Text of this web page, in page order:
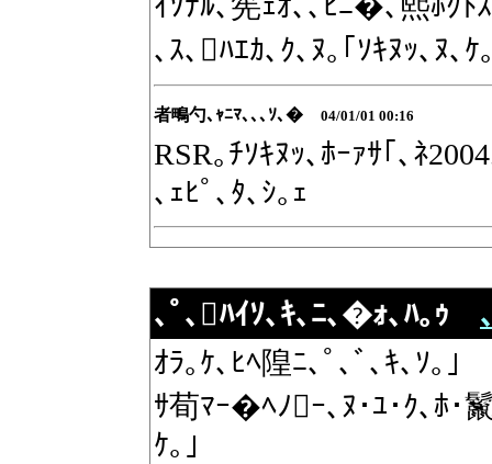
､ｽ､ﾊｴｶ､ｸ､ﾇ｡｢ｿｷﾇｯ､ﾇ､ｹ
者鴫勺､ｬﾆﾏ､､､ｿ､� 04/01/01 00:16
RSR｡ﾁｿｷﾇｯ､ﾎｰｧｻ｢､ﾈ
､ｪﾋﾟ､ﾀ､ｼ｡ｪ
､ﾟ､ﾊｲｿ､ｷ､ﾆ､�ｫ､ﾊ｡ｩ
ｵﾗ｡ｹ､ﾋﾍ隍ﾆ､ﾟ､ﾞ､ｷ､ｿ｡｣
ｻ荀ﾏｰ�ﾍﾉｰ､ﾇ･ﾕ･ｸ､ﾎ･
ｹ｡｣